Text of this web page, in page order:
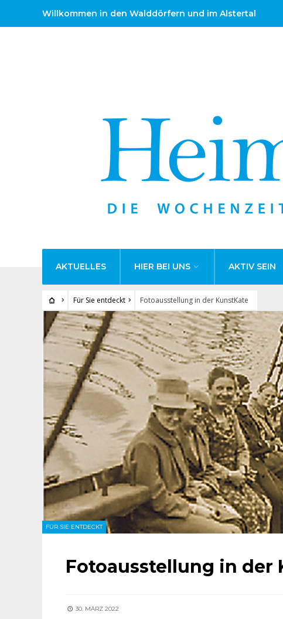
Willkommen in den Walddörfern und im Alstertal
AKTUELLES HIER BEI UNS AKTIV SEIN
Für Sie entdeckt Fotoausstellung in der KunstKate
FÜR SIE ENTDECKT
Fotoausstellung in der
30. MÄRZ 2022